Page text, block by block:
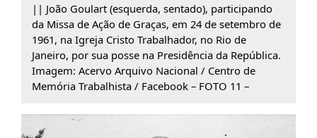
|| João Goulart (esquerda, sentado), participando
da Missa de Ação de Graças, em 24 de setembro de
1961, na Igreja Cristo Trabalhador, no Rio de
Janeiro, por sua posse na Presidência da República.
Imagem: Acervo Arquivo Nacional / Centro de
Memória Trabalhista / Facebook – FOTO 11 –